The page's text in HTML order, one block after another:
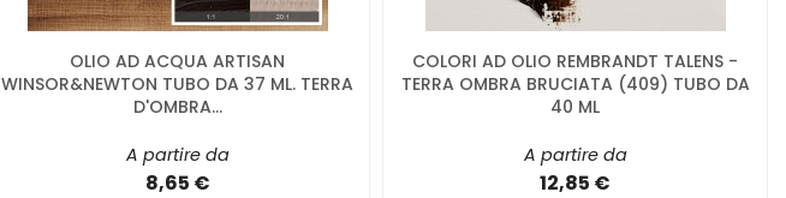
OLIO AD ACQUA ARTISAN
WINSOR&NEWTON TUBO DA 37 ML. TERRA
D'OMBRA...
A partire da
8,65 €
COLORI AD OLIO REMBRANDT TALENS -
TERRA OMBRA BRUCIATA (409) TUBO DA
40 ML
A partire da
12,85 €